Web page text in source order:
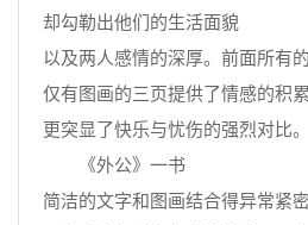
却勾勒出他们的生活面貌
以及两人感情的深厚。前面所有
仅有图画的三页提供了情感的积
更突显了快乐与忧伤的强烈对比。
《外公》一书
简洁的文字和图画结合得异常紧密